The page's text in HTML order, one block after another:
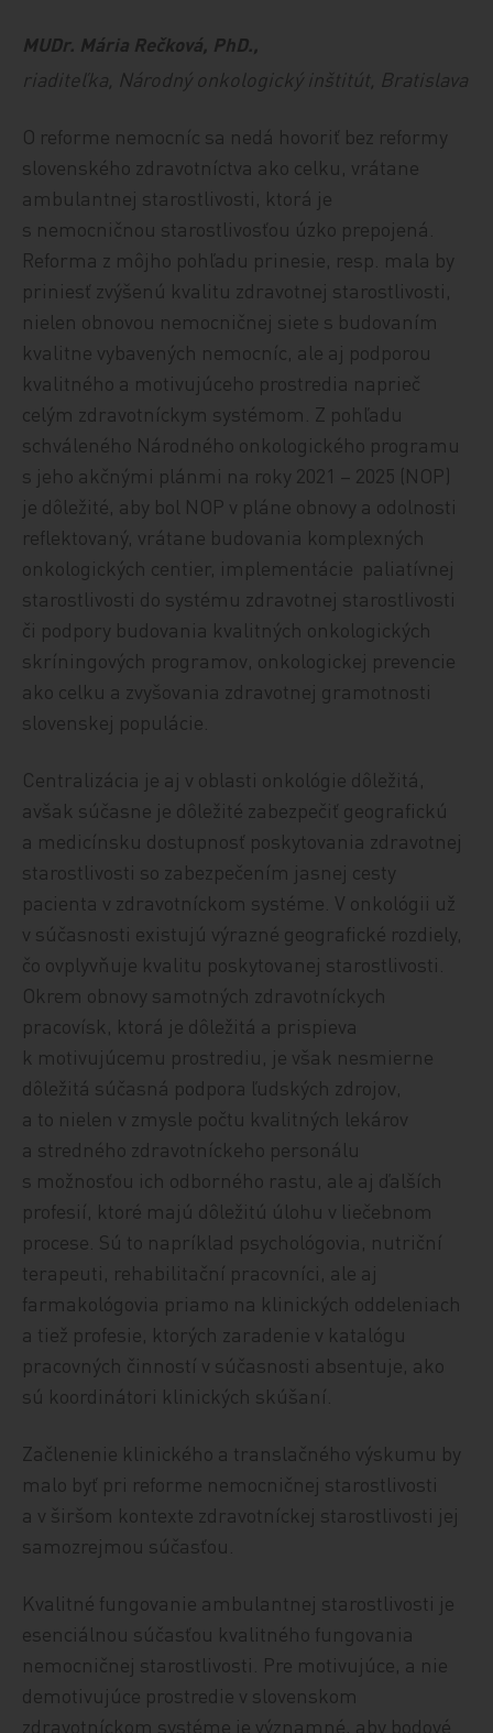
MUDr. Mária Rečková, PhD.,
riaditeľka, Národný onkologický inštitút, Bratislava
O reforme nemocníc sa nedá hovoriť bez reformy
slovenského zdravotníctva ako celku, vrátane
ambulantnej starostlivosti, ktorá je
s nemocničnou starostlivosťou úzko prepojená.
Reforma z môjho pohľadu prinesie, resp. mala by
priniesť zvýšenú kvalitu zdravotnej starostlivosti,
nielen obnovou nemocničnej siete s budovaním
kvalitne vybavených nemocníc, ale aj podporou
kvalitného a motivujúceho prostredia naprieč
celým zdravotníckym systémom. Z pohľadu
schváleného Národného onkologického programu
s jeho akčnými plánmi na roky 2021 – 2025 (NOP)
je dôležité, aby bol NOP v pláne obnovy a odolnosti
reflektovaný, vrátane budovania komplexných
onkologických centier, implementácie paliatívnej
starostlivosti do systému zdravotnej starostlivosti
či podpory budovania kvalitných onkologických
skríningových programov, onkologickej prevencie
ako celku a zvyšovania zdravotnej gramotnosti
slovenskej populácie.
Centralizácia je aj v oblasti onkológie dôležitá,
avšak súčasne je dôležité zabezpečiť geografickú
a medicínsku dostupnosť poskytovania zdravotnej
starostlivosti so zabezpečením jasnej cesty
pacienta v zdravotníckom systéme. V onkológii už
v súčasnosti existujú výrazné geografické rozdiely,
čo ovplyvňuje kvalitu poskytovanej starostlivosti.
Okrem obnovy samotných zdravotníckych
pracovísk, ktorá je dôležitá a prispieva
k motivujúcemu prostrediu, je však nesmierne
dôležitá súčasná podpora ľudských zdrojov,
a to nielen v zmysle počtu kvalitných lekárov
a stredného zdravotníckeho personálu
s možnosťou ich odborného rastu, ale aj ďalších
profesií, ktoré majú dôležitú úlohu v liečebnom
procese. Sú to napríklad psychológovia, nutriční
terapeuti, rehabilitační pracovníci, ale aj
farmakológovia priamo na klinických oddeleniach
a tiež profesie, ktorých zaradenie v katalógu
pracovných činností v súčasnosti absentuje, ako
sú koordinátori klinických skúšaní.
Začlenenie klinického a translačného výskumu by
malo byť pri reforme nemocničnej starostlivosti
a v širšom kontexte zdravotníckej starostlivosti jej
samozrejmou súčasťou.
Kvalitné fungovanie ambulantnej starostlivosti je
esenciálnou súčasťou kvalitného fungovania
nemocničnej starostlivosti. Pre motivujúce, a nie
demotivujúce prostredie v slovenskom
zdravotníckom systéme je významné, aby bodové